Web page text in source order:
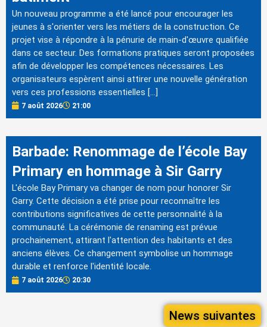
Un nouveau programme a été lancé pour encourager les
jeunes à s'orienter vers les métiers de la construction. Ce
projet vise à répondre à la pénurie de main-d'œuvre qualifiée
dans ce secteur. Des formations pratiques seront proposées
afin de développer les compétences nécessaires. Les
organisateurs espèrent ainsi attirer une nouvelle génération
vers ces professions essentielles […]
7 août 2026 21:00
Barbade: Renommage de l’école Bay
Primary en hommage à Sir Garry
L'école Bay Primary va changer de nom pour honorer Sir
Garry. Cette décision a été prise pour reconnaître les
contributions significatives de cette personnalité à la
communauté. La cérémonie de renaming est prévue
prochainement, attirant l'attention des habitants et des
anciens élèves. Ce changement symbolise un hommage
durable et renforce l'identité locale.
7 août 2026 20:30
News suivantes